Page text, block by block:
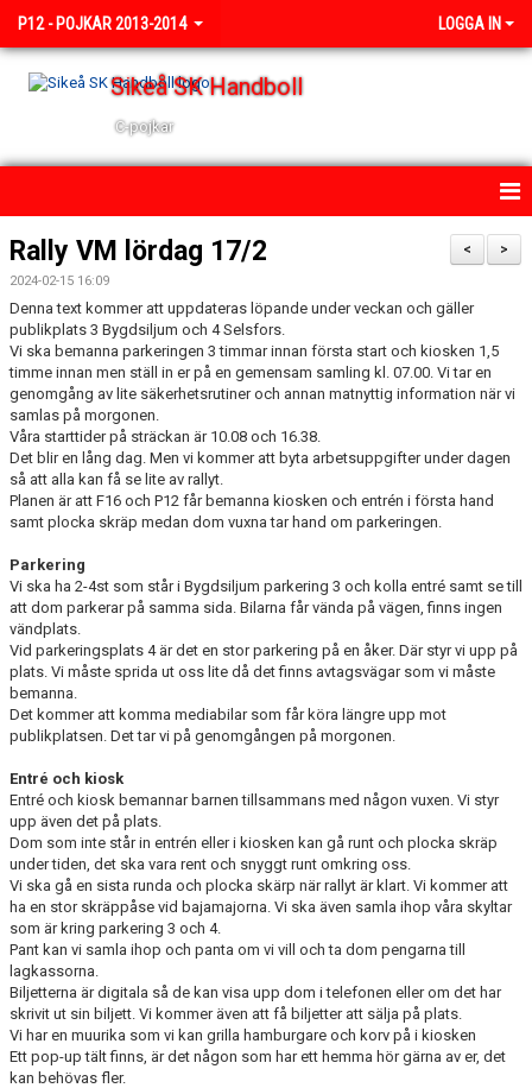
P12 - POJKAR 2013-2014 LOGGA IN
Sikeå SK Handboll
C-pojkar
HEM
NYHETER
KALENDER
TRUPPEN
BILDGALLERI
DOKUMENT
MATCHER
>
<
Rally VM lördag 17/2
2024-02-15 16:09
Denna text kommer att uppdateras löpande under veckan och gäller
publikplats 3 Bygdsiljum och 4 Selsfors.
Vi ska bemanna parkeringen 3 timmar innan första start och kiosken 1,5
timme innan men ställ in er på en gemensam samling kl. 07.00. Vi tar en
genomgång av lite säkerhetsrutiner och annan matnyttig information när vi
samlas på morgonen.
Våra starttider på sträckan är 10.08 och 16.38.
Det blir en lång dag. Men vi kommer att byta arbetsuppgifter under dagen
så att alla kan få se lite av rallyt.
Planen är att F16 och P12 får bemanna kiosken och entrén i första hand
samt plocka skräp medan dom vuxna tar hand om parkeringen.
Parkering
Vi ska ha 2-4st som står i Bygdsiljum parkering 3 och kolla entré samt se till
att dom parkerar på samma sida. Bilarna får vända på vägen, finns ingen
vändplats.
Vid parkeringsplats 4 är det en stor parkering på en åker. Där styr vi upp på
plats. Vi måste sprida ut oss lite då det finns avtagsvägar som vi måste
bemanna.
Det kommer att komma mediabilar som får köra längre upp mot
publikplatsen. Det tar vi på genomgången på morgonen.
Entré och kiosk
Entré och kiosk bemannar barnen tillsammans med någon vuxen. Vi styr
upp även det på plats.
Dom som inte står in entrén eller i kiosken kan gå runt och plocka skräp
under tiden, det ska vara rent och snyggt runt omkring oss.
Vi ska gå en sista runda och plocka skärp när rallyt är klart. Vi kommer att
ha en stor skräppåse vid bajamajorna. Vi ska även samla ihop våra skyltar
som är kring parkering 3 och 4.
Pant kan vi samla ihop och panta om vi vill och ta dom pengarna till
lagkassorna.
Biljetterna är digitala så de kan visa upp dom i telefonen eller om det har
skrivit ut sin biljett. Vi kommer även att få biljetter att sälja på plats.
Vi har en muurika som vi kan grilla hamburgare och korv på i kiosken
Ett pop-up tält finns, är det någon som har ett hemma hör gärna av er, det
kan behövas fler.